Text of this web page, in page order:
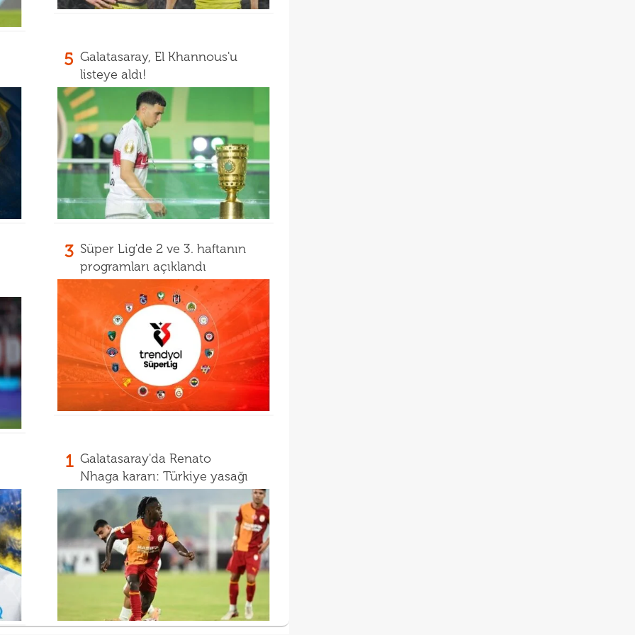
5 Galatasaray, El Khannous'u
listeye aldı!
3 Süper Lig'de 2 ve 3. haftanın
programları açıklandı
1 Galatasaray'da Renato
Nhaga kararı: Türkiye yasağı